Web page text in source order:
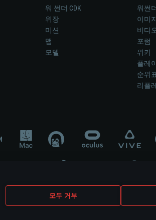
모두 거부
워 썬더 CDK
위장
미션
맵
모델
워썬
이미
비디
포럼
위키
플레
순위
리플
가 게임 개발 후원 또는 홍보에 참여하지 않습니다
respective owners.